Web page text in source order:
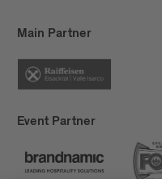
Main Partner
Event Partner